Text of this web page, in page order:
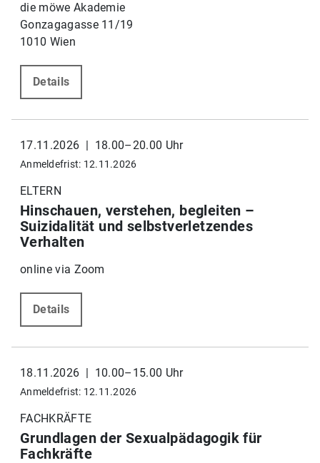
die möwe Akademie
Gonzagagasse 11/19
1010 Wien
Details
17.11.2026 | 18.00–20.00 Uhr
Anmeldefrist: 12.11.2026
ELTERN
Hinschauen, verstehen, begleiten –
Suizidalität und selbstverletzendes
Verhalten
online via Zoom
Details
18.11.2026 | 10.00–15.00 Uhr
Anmeldefrist: 12.11.2026
FACHKRÄFTE
Grundlagen der Sexualpädagogik für
Fachkräfte